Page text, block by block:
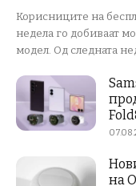
Корисниците на
недела го добиваат
модел. Од следната
на